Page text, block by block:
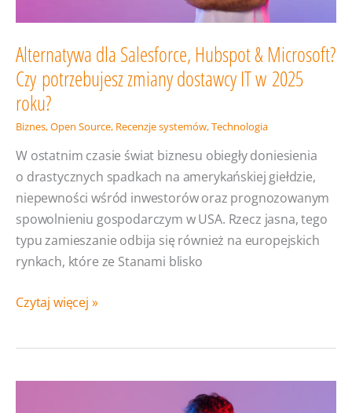
Alternatywa dla Salesforce, Hubspot & Microsoft?
Czy potrzebujesz zmiany dostawcy IT w 2025
roku?
Biznes,Open Source, Recenzje systemów,Technologia
W ostatnim czasie świat biznesu obiegły doniesienia
o drastycznych spadkach na amerykańskiej giełdzie,
niepewności wśród inwestorów oraz prognozowanym
spowolnieniu gospodarczym w USA. Rzecz jasna, tego
typu zamieszanie odbija się również na europejskich
rynkach, które ze Stanami blisko
Alternatywa
&
Czytaj więcej »